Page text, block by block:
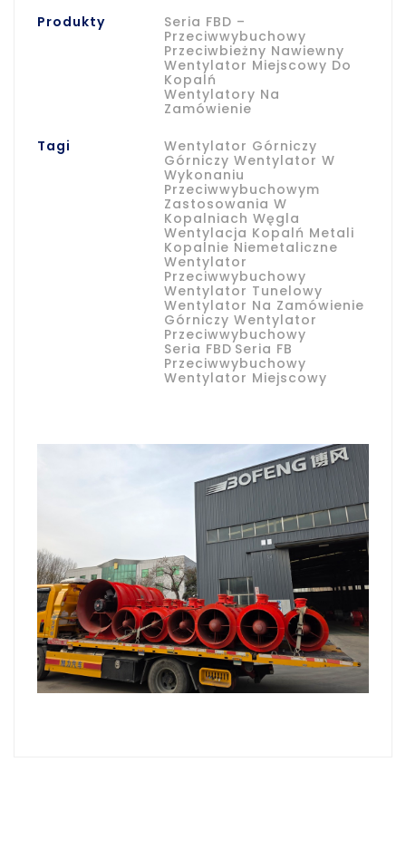
Produkty
Seria FBD –
Przeciwwybuchowy
Przeciwbieżny Nawiewny
Wentylator Miejscowy Do
Kopalń
Wentylatory Na
Zamówienie
Tagi
Wentylator Górniczy
Górniczy Wentylator W
Wykonaniu
Przeciwwybuchowym
Zastosowania W
Kopalniach Węgla
Wentylacja Kopalń Metali
Kopalnie Niemetaliczne
Wentylator
Przeciwwybuchowy
Wentylator Tunelowy
Wentylator Na Zamówienie
Górniczy Wentylator
Przeciwwybuchowy
Seria FBD Seria FB
Przeciwwybuchowy
Wentylator Miejscowy